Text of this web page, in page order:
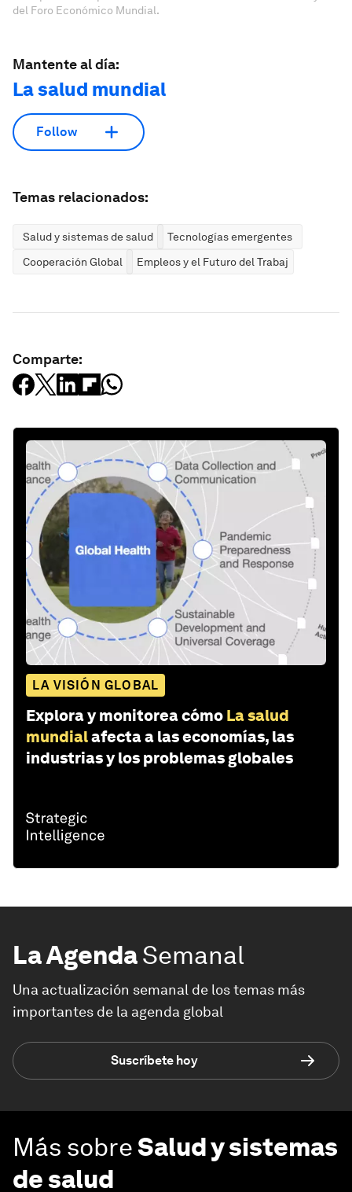
del Foro Económico Mundial.
Mantente al día:
La salud mundial
Follow
Temas relacionados:
Salud y sistemas de salud
Tecnologías emergentes
Cooperación Global
Empleos y el Futuro del Trabajo
Comparte:
LA VISIÓN GLOBAL
Explora y monitorea cómo La salud
mundialafecta a las economías, las
industrias y los problemas globales
La AgendaSemanal
Una actualización semanal de los temas más
importantes de la agenda global
Suscríbete hoy
Más sobreSalud y sistemas
de salud